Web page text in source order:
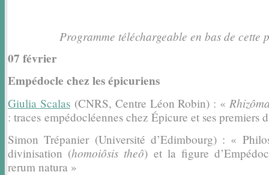
Programme téléchargeable en bas de cette
07 février
Empédocle chez les épicuriens
Giulia Scalas(CNRS, Centre Léon Robin) : «
: traces empédocléennes chez Épicure et ses premiers
Simon Trépanier (Université d’Edimbourg) : «
divinisation (homoiôsis theô) et la figure
rerum natura »